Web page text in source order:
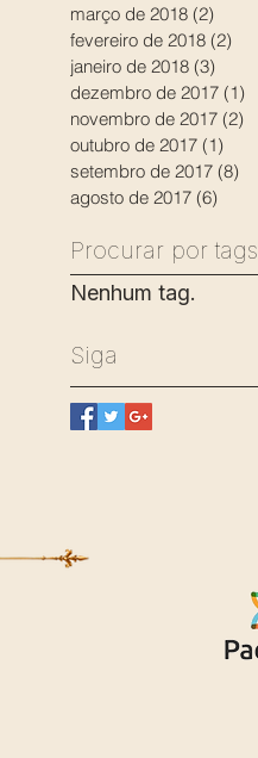
março de 2018 (2)
fevereiro de 2018 (2)
janeiro de 2018 (3)
dezembro de 2017 (1)
novembro de 2017 (2)
outubro de 2017 (1)
setembro de 2017 (8)
agosto de 2017 (6)
Procurar por tags
Nenhum tag.
Siga